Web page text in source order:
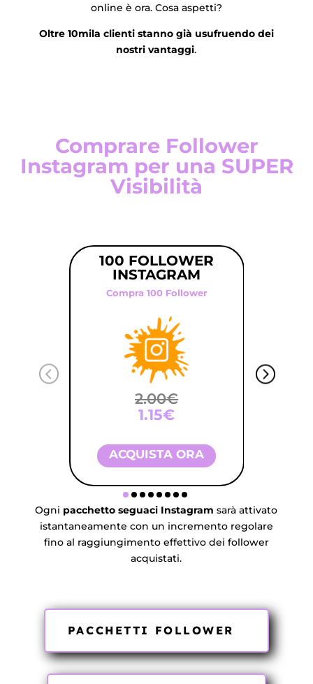
online è ora. Cosa aspetti?
Oltre 10mila clienti stanno già usufruendo dei
nostri vantaggi.
Comprare Follower
Instagram per una SUPER
Visibilità
100 FOLLOWER
INSTAGRAM
Compra 100 Follower
2.00€
1.15€
ACQUISTA ORA
Ogni pacchetto seguaci Instagram sarà attivato
istantaneamente con un incremento regolare
fino al raggiungimento effettivo dei follower
acquistati.
PACCHETTI FOLLOWER